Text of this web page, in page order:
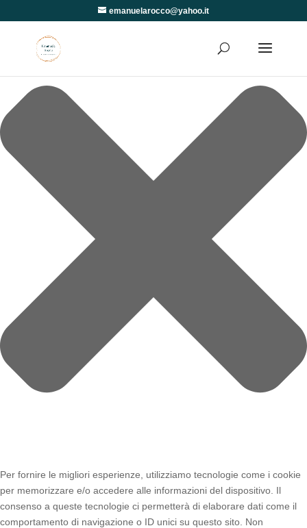
Per fornire le migliori esperienze, utilizziamo tecnologie come i cookie
per memorizzare e/o accedere alle informazioni del dispositivo. Il
consenso a queste tecnologie ci permetterà di elaborare dati come il
comportamento di navigazione o ID unici su questo sito. Non
emanuelarocco@yahoo.it